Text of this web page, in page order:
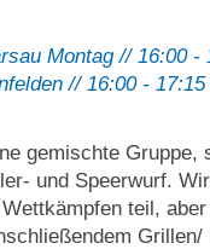
Montag // 16:00 -
// 16:00 - 17:15
gemischte
und Speerwurf.
teil,
Grillen/